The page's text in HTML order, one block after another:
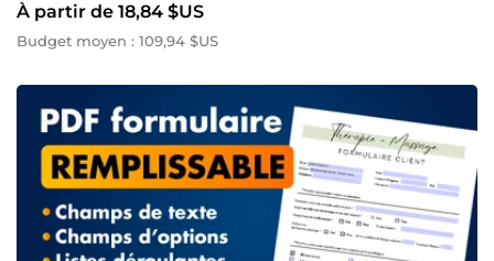
À partir de 18,84 $US
Budget moyen : 109,94 $US